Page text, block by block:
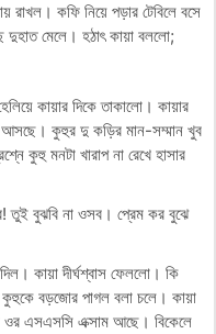
কফি নিয়ে পড়ার টেবিলে বসে
মেলে। হঠাৎ কায়া বললো;
কায়ার দিকে তাকালো। কায়ার
কুহুর দু কড়ির মান-সম্মান খুব
কুহু মনটা খারাপ না রেখে হাসার
তুই বুঝবি না ওসব। প্রেম কর বুঝে
কায়া দীর্ঘশ্বাস ফেললো। কি
বড়জোর পাগল বলা চলে। কায়া
ওর এসএসসি এক্সাম আছে। বিকেলে